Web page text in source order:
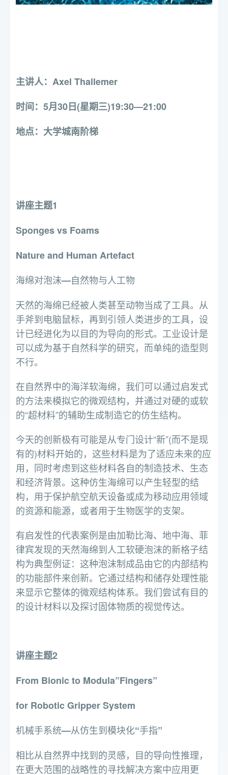
主讲人：Axel Thallemer
时间：5月30日(星期三)19:30—21:00
地点：大学城南阶梯
讲座主题1
Sponges vs Foams
Nature and Human Artefact
海绵对泡沫—自然物与人工物
天然的海绵已经被人类甚至动物当成了工具。从
手斧到电脑鼠标，再到引领人类进步的工具，设
计已经进化为以目的为导向的形式。工业设计是
可以成为基于自然科学的研究，而单纯的造型则
不行。
在自然界中的海洋软海绵，我们可以通过启发式
的方法来模拟它的微观结构，并通过对硬的或软
的“超材料”的辅助生成制造它的仿生结构。
今天的创新极有可能是从专门设计“新”(而不是现
有的)材料开始的，这些材料是为了适应未来的应
用，同时考虑到这些材料各自的制造技术、生态
和经济背景。这种仿生海绵可以产生轻型的结
构，用于保护航空航天设备或成为移动应用领域
的资源和能源，或者用于生物医学的支架。
有启发性的代表案例是由加勒比海、地中海、菲
律宾发现的天然海绵到人工软硬泡沫的新格子结
构为典型例证：这种泡沫制成品由它的内部结构
的功能部件来创新。它通过结构和储存处理性能
来显示它整体的微观结构体系。我们尝试有目的
的设计材料以及探讨固体物质的视觉传达。
讲座主题2
From Bionic to Modula”Fingers”
for Robotic Gripper System
机械手系统—从仿生到模块化“手指”
相比从自然界中找到的灵感，目的导向性推理，
在更大范围的战略性的寻找解决方案中应用更